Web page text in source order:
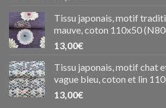
Tissu japonais, motif
mauve, coton 110x50
13,00€
Tissu japonais, motif chat
vague bleu, coton et lin
13,00€